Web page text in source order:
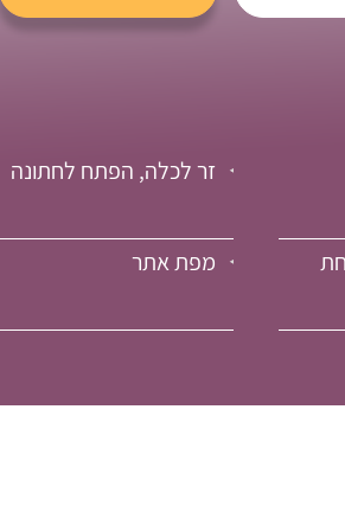
זר לכלה, הפתח לחתונה
מפת אתר